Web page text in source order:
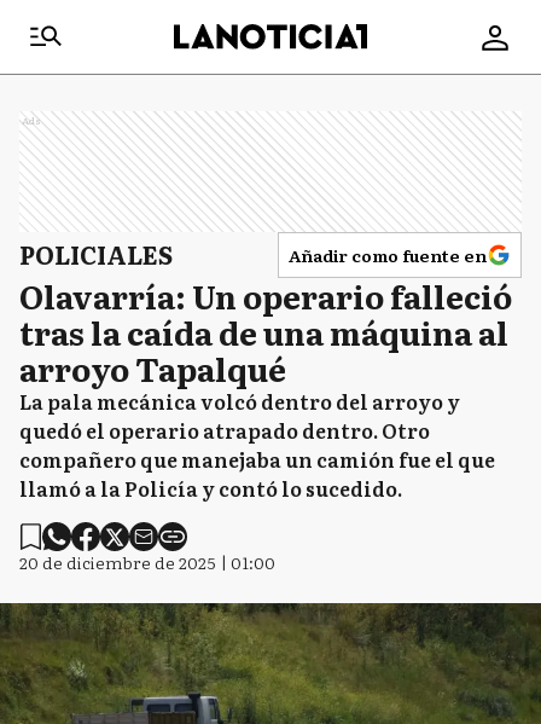
Ads
POLICIALES Añadir como fuente en
Olavarría: Un operario falleció
tras la caída de una máquina al
arroyo Tapalqué
La pala mecánica volcó dentro del arroyo y
quedó el operario atrapado dentro. Otro
compañero que manejaba un camión fue el que
llamó a la Policía y contó lo sucedido.
20 de diciembre de 2025 | 01:00